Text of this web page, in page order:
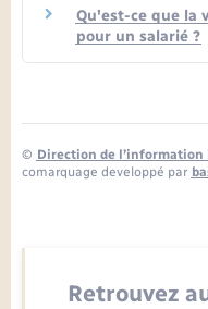
Qu'est-ce que la
pour un salarié ?
© Direction de
comarquage developpé par
Retrouvez